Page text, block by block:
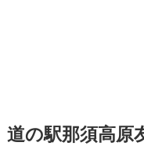
道の駅那須高原